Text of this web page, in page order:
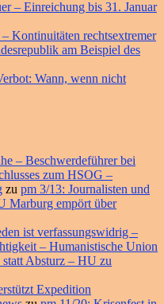
– Einreichung bis 31. Januar
Kontinuitäten rechtsextremer
am Beispiel des
Wann, wenn nicht
– Beschwerdeführer bei
zum HSOG –
zu pm 3/13: Journalisten und
Marburg empört über
ist verfassungswidrig –
– Humanistische Union
Absturz – HU zu
Expedition